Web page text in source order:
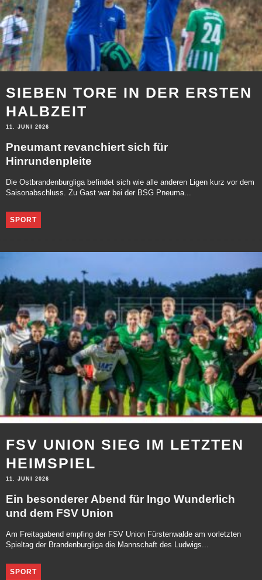
SIEBEN TORE IN DER ERSTEN
HALBZEIT
11. JUNI 2026
Pneumant revanchiert sich für
Hinrundenpleite
Die Ostbrandenburgliga befindet sich wie alle anderen Ligen kurz vor dem
Saisonabschluss. Zu Gast war bei der BSG Pneuma...
SPORT
FSV UNION SIEG IM LETZTEN
HEIMSPIEL
11. JUNI 2026
Ein besonderer Abend für Ingo Wunderlich
und dem FSV Union
Am Freitagabend empfing der FSV Union Fürstenwalde am vorletzten
Spieltag der Brandenburgliga die Mannschaft des Ludwigs...
SPORT